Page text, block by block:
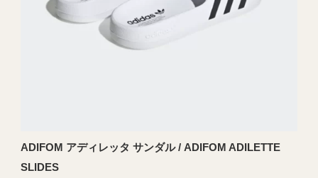
ADIFOM アディレッタ サンダル / ADIFOM ADILETTE
SLIDES